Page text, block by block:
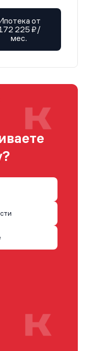
от
225 ₽/
мес.